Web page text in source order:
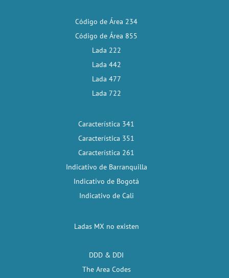
Código de Área 234
Código de Área 855
Lada 222
Lada 442
Lada 477
Lada 722
Característica 341
Característica 351
Característica 261
Indicativo de Barranquilla
Indicativo de Bogotá
Indicativo de Cali
Ladas MX no existen
DDD & DDI
The Area Codes